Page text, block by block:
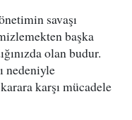
savaşı
başka
olan budur.
nedeniyle
karşı mücadele